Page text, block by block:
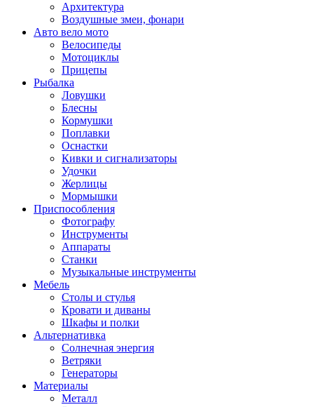
Архитектура
Воздушные змеи, фонари
Авто вело мото
Велосипеды
Мотоциклы
Прицепы
Рыбалка
Ловушки
Блесны
Кормушки
Поплавки
Оснастки
Кивки и сигнализаторы
Удочки
Жерлицы
Мормышки
Приспособления
Фотографу
Инструменты
Аппараты
Станки
Музыкальные инструменты
Мебель
Столы и стулья
Кровати и диваны
Шкафы и полки
Альтернативка
Солнечная энергия
Ветряки
Генераторы
Материалы
Металл